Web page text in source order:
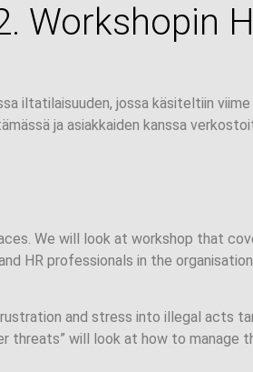
Workshopin
iltatilaisuuden, jossa käsiteltiin
ja asiakkaiden kanssa
We will look at workshop that
HR professionals in the organisation.
and stress into illegal acts
will look at how to manage